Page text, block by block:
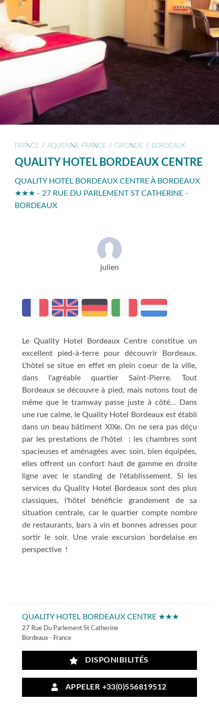
FRANCE / AQUITAINE-FRANCE / GIRONDE / BORDEAUX
QUALITY HOTEL BORDEAUX CENTRE
QUALITY HOTEL BORDEAUX CENTRE À BORDEAUX
★★★ - 27 RUE DU PARLEMENT ST CATHERINE -
BORDEAUX
julien
Le Quality Hotel Bordeaux Centre constitue un
excellent pied-à-terre pour découvrir Bordeaux.
L'hôtel se situe en effet en plein coeur de la ville,
dans l'agréable quartier Saint-Pierre. Tout
Bordeaux se découvre à pied, mais notons tout de
même que le tramway passe juste à côté... Dans
une rue calme, le Quality Hotel Bordeaux est établi
dans un beau bâtiment XIXe. On ne sera pas déçu
par les prestations de l'hôtel : les chambres sont
spacieuses et aménagées avec soin, bien équipées,
elles offrent un confort haut de gamme en droite
ligne avec le standing de l'établissement. Si les
services du Quality Hotel Bordeaux sont des plus
classiques, l'hôtel bénéficie grandement de sa
situation centrale, car le quartier compte nombre
de restaurants, bars à vin et bonnes adresses pour
sortir le soir. Une vraie excursion bordelaise en
perspective !
QUALITY HOTEL BORDEAUX CENTRE ★★★
27 Rue Du Parlement St Catherine
Bordeaux - France
DISPONIBILITÉS
APPELER +33(0)556819512